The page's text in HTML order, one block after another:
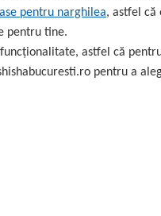
pentru narghilea, astfel că
pentru tine.
astfel că
pentru a